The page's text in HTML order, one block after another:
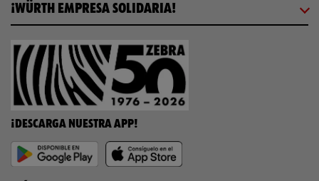
¡WÜRTH EMPRESA SOLIDARIA!
¡DESCARGA NUESTRA APP!